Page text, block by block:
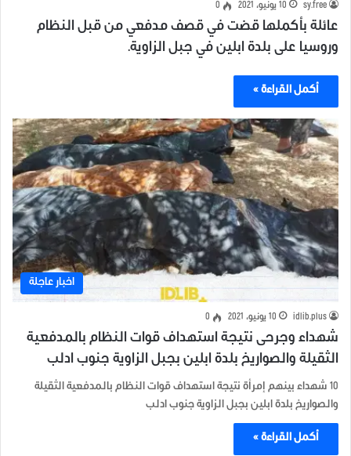
sy.free 10 يونيو، 2021 0
عائلة بأكملها قضت في قصف مدفعي من قبل النظام
وروسيا على بلدة ابلين في جبل الزاوية.
أكمل القراءة »
اخبار عاجلة
idlib.plus 10 يونيو، 2021 0
شهداء وجرحى نتيجة استهداف قوات النظام بالمدفعية
الثقيلة والصواريخ بلدة ابلين بجبل الزاوية جنوب ادلب
10 شهداء بينهم إمرأة نتيجة استهداف قوات النظام بالمدفعية الثقيلة
والصواريخ بلدة ابلين بجبل الزاوية جنوب ادلب
أكمل القراءة »